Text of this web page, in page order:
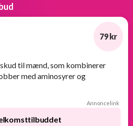
79 kr
til mænd, som kombinerer
med aminosyrer og
Annoncelink